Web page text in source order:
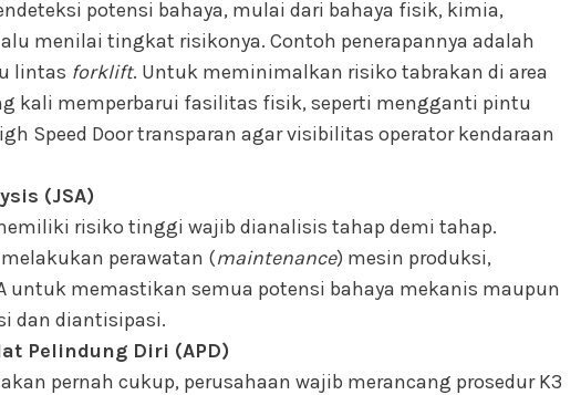
potensi bahaya, mulai dari bahaya fisik, kimia,
menilai tingkat risikonya. Contoh penerapannya adalah
lintas forklift. Untuk meminimalkan risiko tabrakan di area
kali memperbarui fasilitas fisik, seperti mengganti pintu
Speed Door transparan agar visibilitas operator kendaraan
(JSA)
risiko tinggi wajib dianalisis tahap demi tahap.
perawatan (maintenance) mesin produksi,
untuk memastikan semua potensi bahaya mekanis maupun
dan diantisipasi.
Pelindung Diri (APD)
pernah cukup, perusahaan wajib merancang prosedur K3